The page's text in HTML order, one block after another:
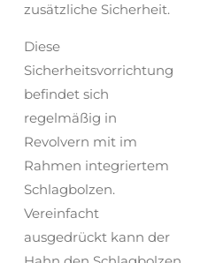
zusätzliche Sicherheit.
Diese
Sicherheitsvorrichtung
befindet sich
regelmäßig in
Revolvern mit im
Rahmen integriertem
Schlagbolzen.
Vereinfacht
ausgedrückt kann der